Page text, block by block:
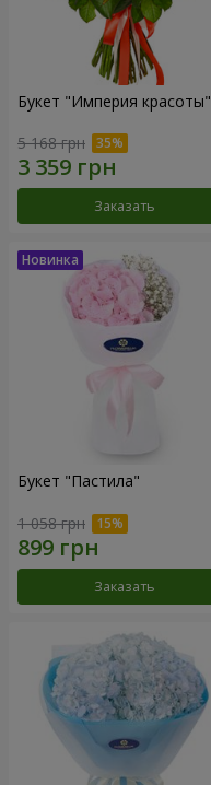
Букет "Империя красоты"
5 168 грн
Заказать
Букет "Пастила"
1 058 грн
Заказать